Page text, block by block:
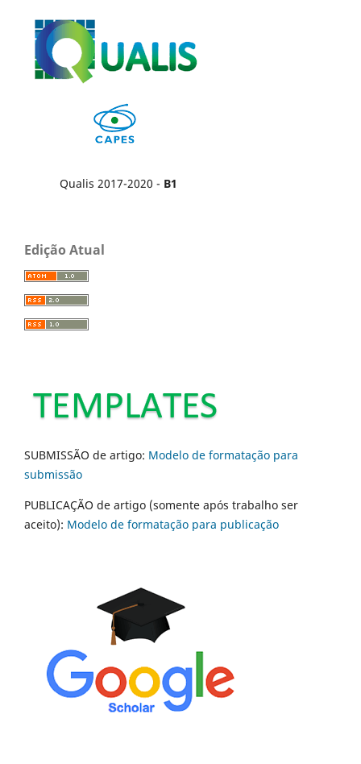
Qualis 2017-2020 - B1
Edição Atual
SUBMISSÃO de artigo: Modelo de formatação para
submissão
PUBLICAÇÃO de artigo (somente após trabalho ser
aceito): Modelo de formatação para publicação